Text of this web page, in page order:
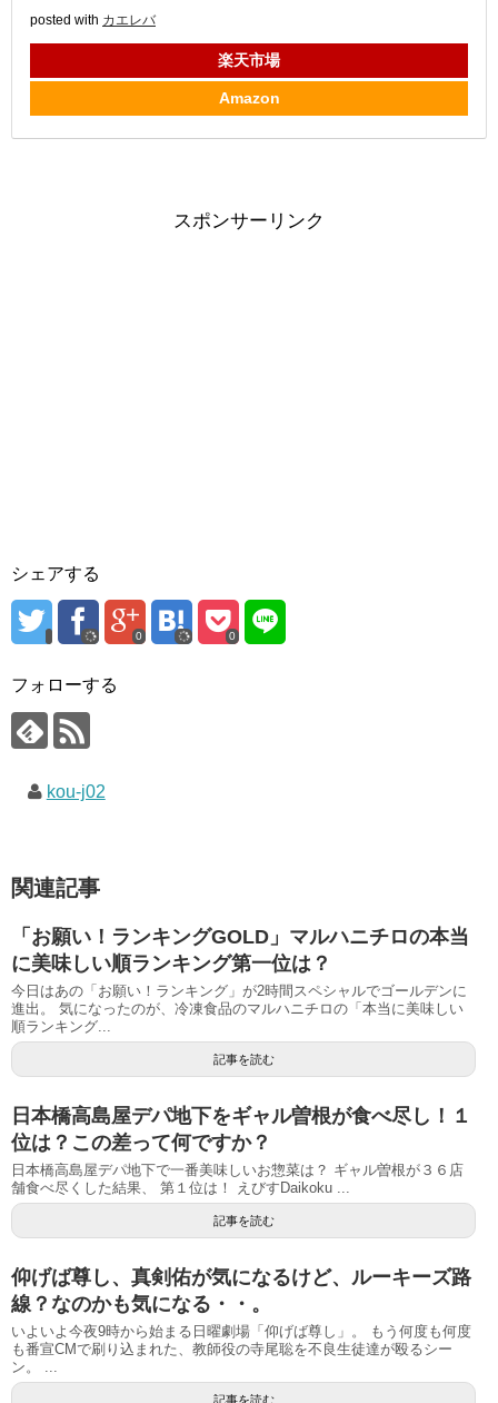
posted with カエレバ
楽天市場
Amazon
スポンサーリンク
シェアする
0 0
フォローする
kou-j02
関連記事
「お願い！ランキングGOLD」マルハニチロの本当
に美味しい順ランキング第一位は？
今日はあの「お願い！ランキング」が2時間スペシャルでゴールデンに
進出。 気になったのが、冷凍食品のマルハニチロの「本当に美味しい
順ランキング...
記事を読む
日本橋高島屋デパ地下をギャル曽根が食べ尽し！１
位は？この差って何ですか？
日本橋高島屋デパ地下で一番美味しいお惣菜は？ ギャル曽根が３６店
舗食べ尽くした結果、 第１位は！ えびすDaikoku ...
記事を読む
仰げば尊し、真剣佑が気になるけど、ルーキーズ路
線？なのかも気になる・・。
いよいよ今夜9時から始まる日曜劇場「仰げば尊し」。 もう何度も何度
も番宣CMで刷り込まれた、教師役の寺尾聡を不良生徒達が殴るシー
ン。 ...
記事を読む